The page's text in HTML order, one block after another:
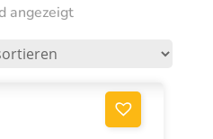
angezeigt